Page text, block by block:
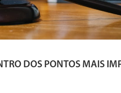
DOS PONTOS MAIS